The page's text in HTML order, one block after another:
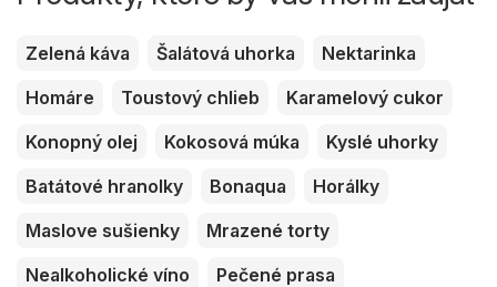
Zelená káva Šalátová uhorka
Nektarinka
Homáre
Toustový chlieb
Karamelový cukor
Konopný olej
Kokosová múka
Kyslé uhorky
Batátové hranolky
Bonaqua
Horálky
Maslove sušienky
Mrazené torty
Nealkoholické víno
Pečené prasa